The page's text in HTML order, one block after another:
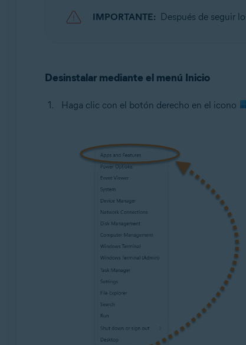
IMPORTANTE: Después de seguir
Desinstalar mediante el menú Inicio
Haga clic con el botón derecho en el icono